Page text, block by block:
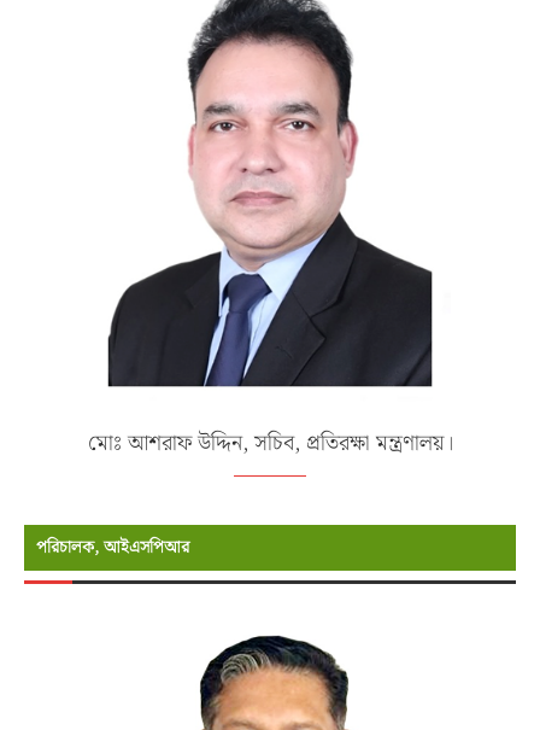
মোঃ আশরাফ উদ্দিন, সচিব, প্রতিরক্ষা মন্ত্রণালয়।
পরিচালক, আইএসপিআর